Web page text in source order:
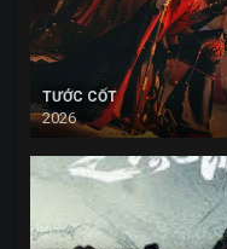
TƯỚC CỐT
2026